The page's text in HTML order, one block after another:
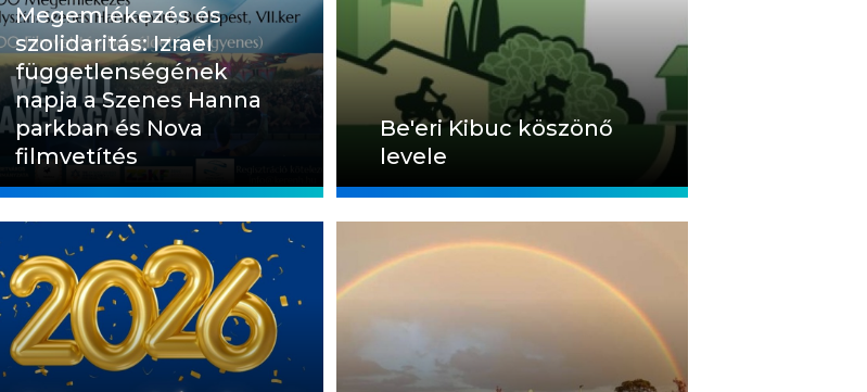
Megemlékezés és
szolidaritás: Izrael
függetlenségének
napja a Szenes Hanna
parkban és Nova
filmvetítés
Be'eri Kibuc köszönő
levele